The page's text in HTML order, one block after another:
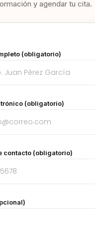
y agendar tu cita.
(obligatorio)
(obligatorio)
contacto (obligatorio)